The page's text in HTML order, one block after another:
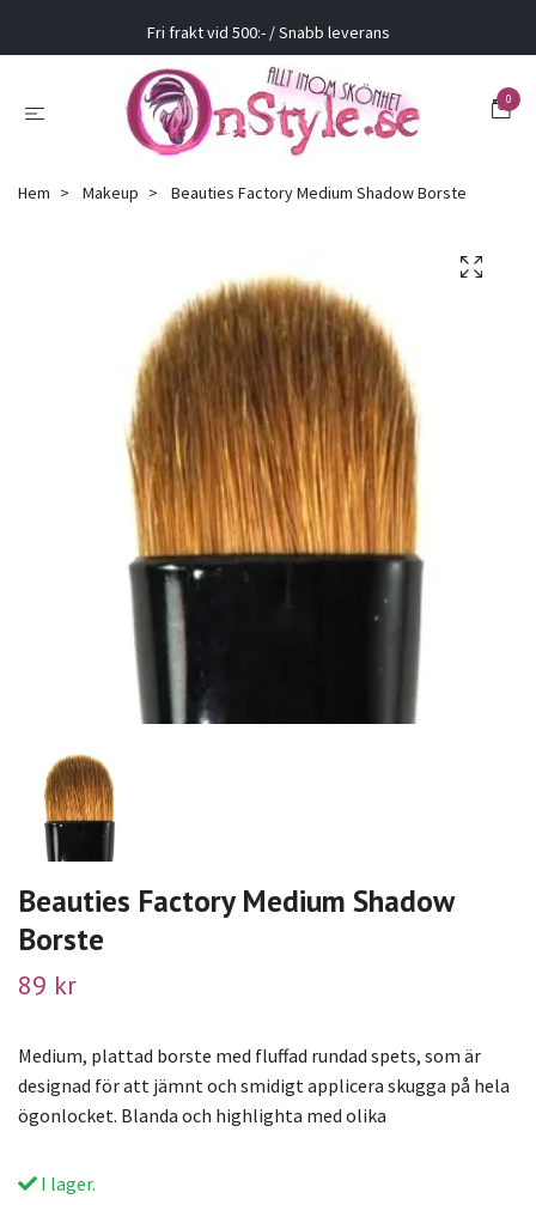
Fri frakt vid 500:- / Snabb leverans
0
Hem Makeup Beauties Factory Medium Shadow Borste
Beauties Factory Medium Shadow
Borste
89 kr
Medium, plattad borste med fluffad rundad spets, som är
designad för att jämnt och smidigt applicera skugga på hela
ögonlocket. Blanda och highlighta med olika
I lager.